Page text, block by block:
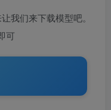
我们来下载模型吧。
可